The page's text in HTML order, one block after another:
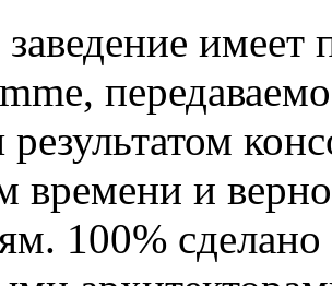
заведение
результатом
времени и
100%